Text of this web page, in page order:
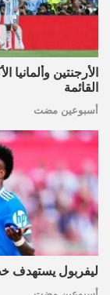
الأرجنتين
القائمة
أسبوعين مضت
ليفربول يستهدف